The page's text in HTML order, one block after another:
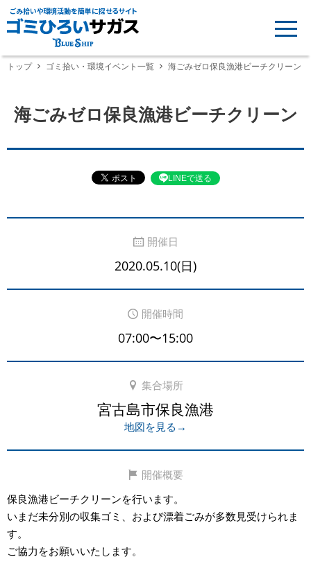
ごみ拾いや環境活動を簡単に探せるサイト
トップ ゴミ拾い・環境イベント一覧 海ごみゼロ保良漁港ビーチクリーン
海ごみゼロ保良漁港ビーチクリーン
LINEで送る
開催日
2020.05.10(日)
開催時間
07:00〜15:00
集合場所
宮古島市保良漁港
地図を見る→
開催概要
保良漁港ビーチクリーンを行います。
いまだ未分別の収集ゴミ、および漂着ごみが多数見受けられま
す。
ご協力をお願いいたします。